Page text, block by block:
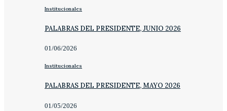
Institucionales
PALABRAS DEL PRESIDENTE, JUNIO 2026
01/06/2026
Institucionales
PALABRAS DEL PRESIDENTE, MAYO 2026
01/05/2026